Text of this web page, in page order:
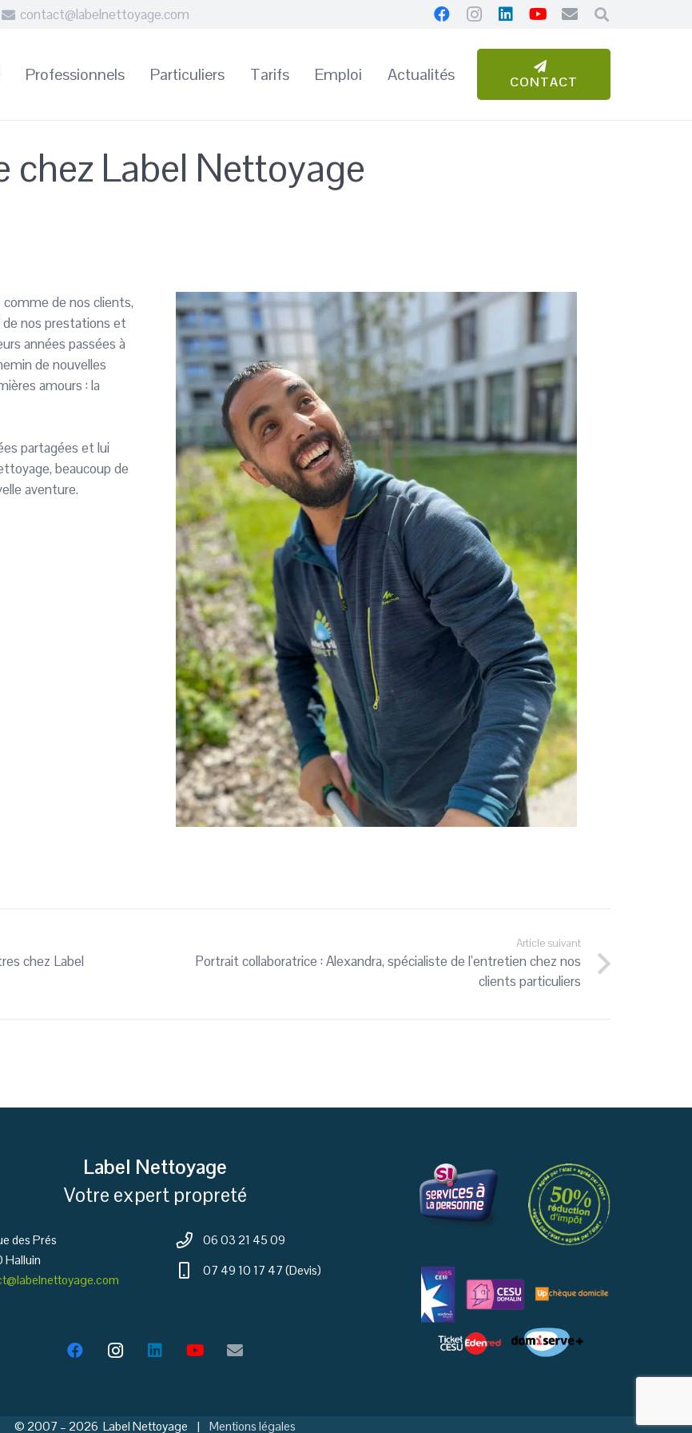
contact@labelnettoyage.com
Professionnels Particuliers Tarifs Emploi Actualités CONTACT
chez Label Nettoyage
de nos clients,
de nos prestations et
années passées à
de nouvelles
amours : la
partagées et lui
beaucoup de
aventure.
chez Label
Article suivant
Portrait collaboratrice : Alexandra, spécialiste de l’entretien chez nos
clients particuliers
Label Nettoyage
Votre expert propreté
des Prés
Halluin
06 03 21 45 09
07 49 10 17 47 (Devis)
© 2007 – 2026 Label Nettoyage | Mentions légales